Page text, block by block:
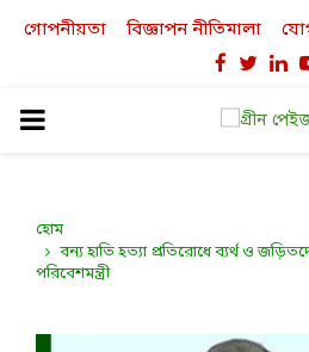
গোপনীয়তা বিজ্ঞাপন নীতিমালা
PRIMARY
হোম
বন্য হাতি হত্যা প্রতিরোধে ব্যর্থ ও
পরিবেশমন্ত্রী